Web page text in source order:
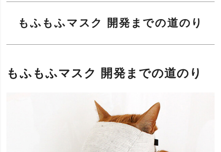
もふもふマスク 開発までの道のり
もふもふマスク 開発までの道のり